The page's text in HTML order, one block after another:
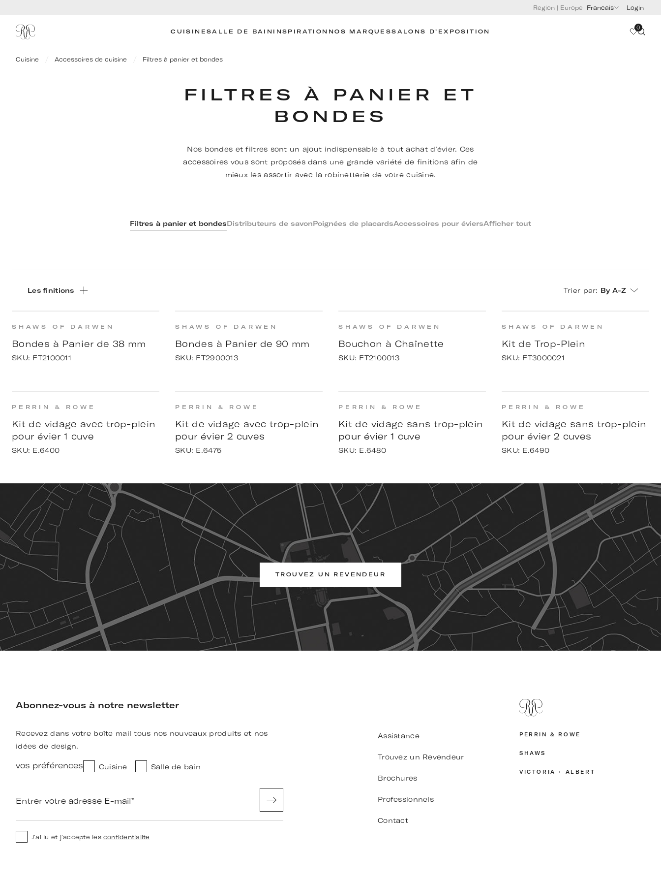
Region | Europe Francais Login
CUISINESALLE DE BAIN INSPIRATION NOS MARQUESSALONS D’EXPOSITION
0
Cuisine Accessoires de cuisine Filtres à panier et bondes
FILTRES À PANIER ET
BONDES
Nos bondes et filtres sont un ajout indispensable à tout achat d’évier. Ces
accessoires vous sont proposés dans une grande variété de finitions afin de
mieux les assortir avec la robinetterie de votre cuisine.
Filtres à panier et bondesDistributeurs de savonPoignées de placardsAccessoires pour éviersAfficher tout
Les finitions Trier par: By A-Z
SHAWS OF DARWEN
Bondes à Panier de 38 mm
SKU: FT2100011
SHAWS OF DARWEN
Bondes à Panier de 90 mm
SKU: FT2900013
SHAWS OF DARWEN
Bouchon à Chaînette
SKU: FT2100013
SHAWS OF DARWEN
Kit de Trop-Plein
SKU: FT3000021
PERRIN & ROWE
Kit de vidage avec trop-plein
pour évier 1 cuve
SKU: E.6400
PERRIN & ROWE
Kit de vidage avec trop-plein
pour évier 2 cuves
SKU: E.6475
PERRIN & ROWE
Kit de vidage sans trop-plein
pour évier 1 cuve
SKU: E.6480
PERRIN & ROWE
Kit de vidage sans trop-plein
pour évier 2 cuves
SKU: E.6490
TROUVEZ UN REVENDEUR
Abonnez-vous à notre newsletter
Recevez dans votre boîte mail tous nos nouveaux produits et nos
idées de design.
vos préférences Cuisine Salle de bain
Entrer votre adresse E-mail*
J'ai lu et j'accepte les confidentialite
Assistance
Trouvez un Revendeur
Brochures
Professionnels
Contact
PERRIN & ROWE
SHAWS
VICTORIA + ALBERT